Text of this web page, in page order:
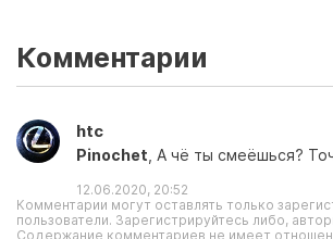
Комментарии
htc
Pinochet , А чё ты смеёшься?
12.06.2020, 20:52
Комментарии могут оставлять только
пользователи. Зарегистрируйтесь либо,
Содержание комментариев не имеет